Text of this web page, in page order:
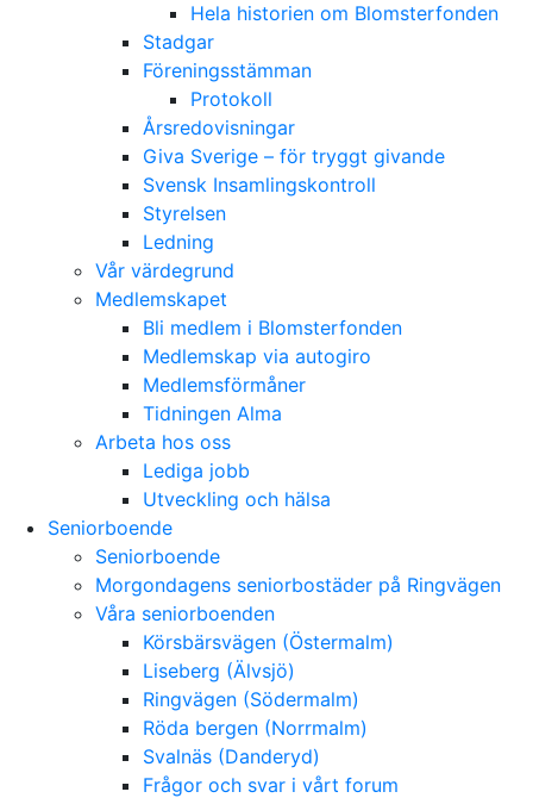
Hela historien om Blomsterfonden
Stadgar
Föreningsstämman
Protokoll
Årsredovisningar
Giva Sverige – för tryggt givande
Svensk Insamlingskontroll
Styrelsen
Ledning
Vår värdegrund
Medlemskapet
Bli medlem i Blomsterfonden
Medlemskap via autogiro
Medlemsförmåner
Tidningen Alma
Arbeta hos oss
Lediga jobb
Utveckling och hälsa
Seniorboende
Seniorboende
Morgondagens seniorbostäder på Ringvägen
Våra seniorboenden
Körsbärsvägen (Östermalm)
Liseberg (Älvsjö)
Ringvägen (Södermalm)
Röda bergen (Norrmalm)
Svalnäs (Danderyd)
Frågor och svar i vårt forum